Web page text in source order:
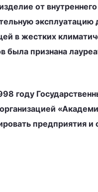
от
в жестких
была признана
году
предприятия